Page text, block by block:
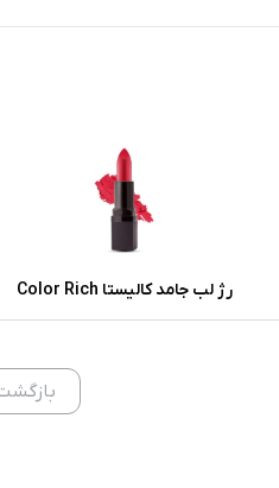
رژ لب جامد کالیستا Color Rich
شماره L57